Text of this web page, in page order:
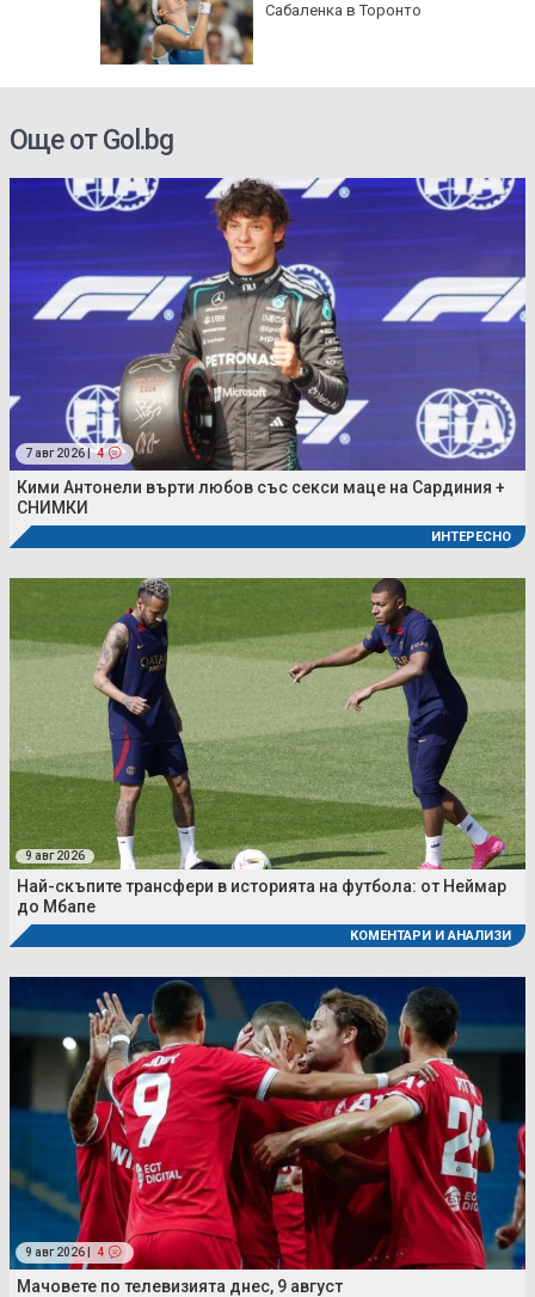
Сабаленка в Торонто
Още от Gol.bg
7 авг 2026 | 4
Кими Антонели върти любов със секси маце на Сардиния +
СНИМКИ
ИНТЕРЕСНО
9 авг 2026
Най-скъпите трансфери в историята на футбола: от Неймар
до Мбапе
КОМЕНТАРИ И АНАЛИЗИ
9 авг 2026 | 4
Мачовете по телевизията днес, 9 август